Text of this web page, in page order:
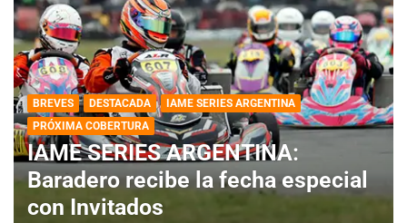
BREVES DESTACADA
IAME SERIES ARGENTINA
PRÓXIMA COBERTURA
IAME SERIES ARGENTINA:
Baradero recibe la fecha especial
con Invitados